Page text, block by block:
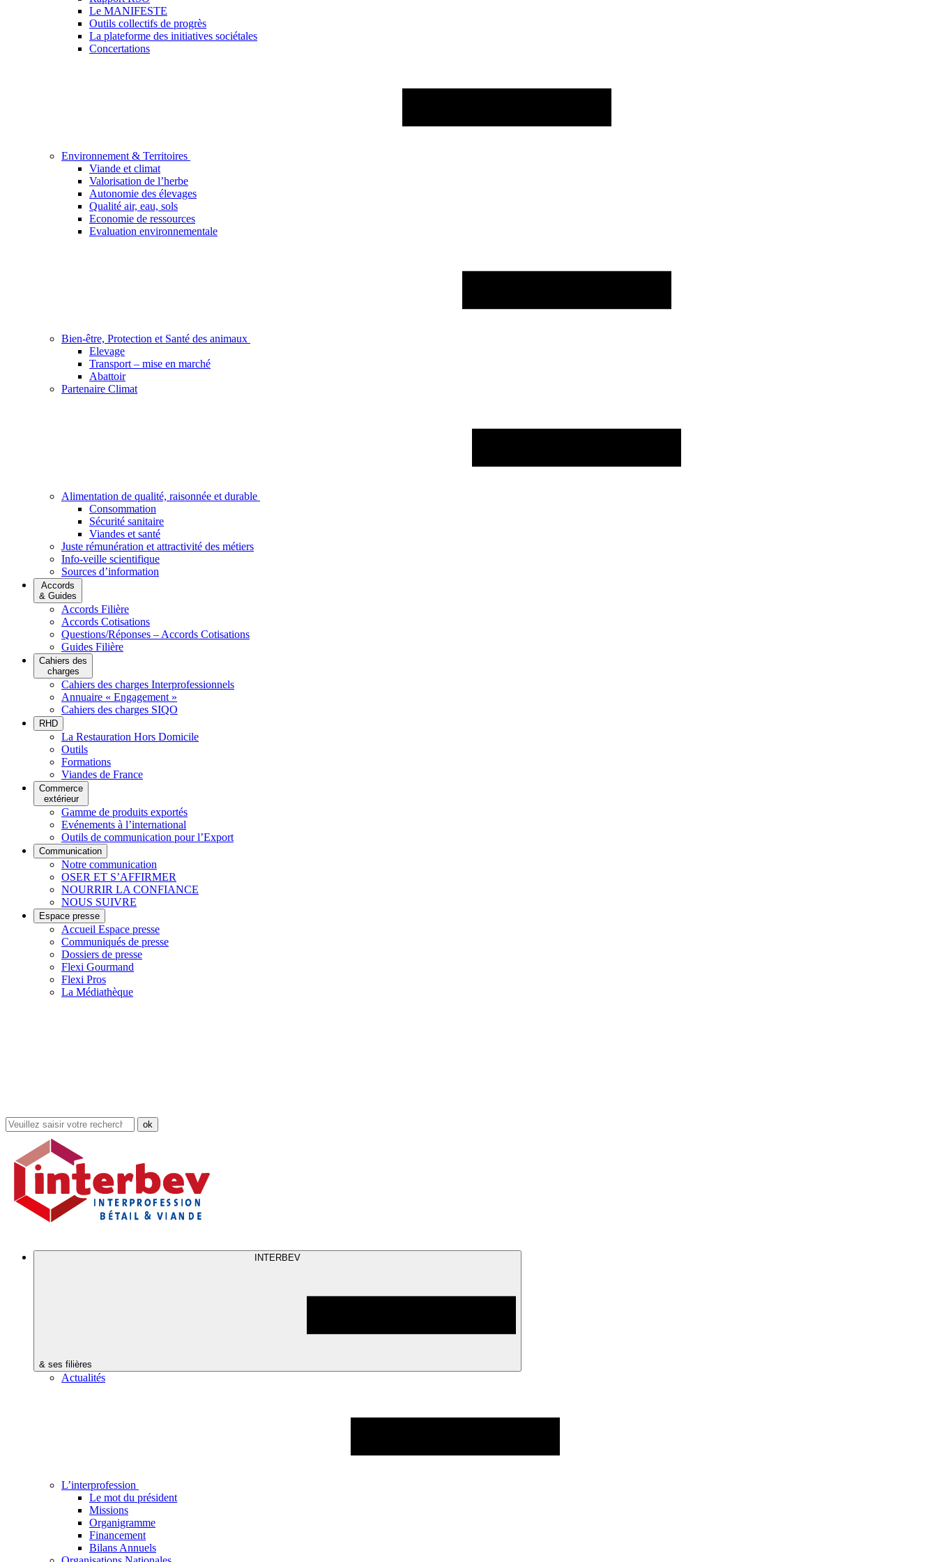
Le MANIFESTE
Outils collectifs de progrès
La plateforme des initiatives sociétales
Concertations
Environnement & Territoires
Viande et climat
Valorisation de l’herbe
Autonomie des élevages
Qualité air, eau, sols
Economie de ressources
Evaluation environnementale
Bien-être, Protection et Santé des animaux
Elevage
Transport – mise en marché
Abattoir
Partenaire Climat
Alimentation de qualité, raisonnée et durable
Consommation
Sécurité sanitaire
Viandes et santé
Juste rémunération et attractivité des métiers
Info-veille scientifique
Sources d’information
Accords
& Guides
Accords Filière
Accords Cotisations
Questions/Réponses – Accords Cotisations
Guides Filière
Cahiers des
charges
Cahiers des charges Interprofessionnels
Annuaire « Engagement »
Cahiers des charges SIQO
RHD
La Restauration Hors Domicile
Outils
Formations
Viandes de France
Commerce
extérieur
Gamme de produits exportés
Evénements à l’international
Outils de communication pour l’Export
Communication
Notre communication
OSER ET S’AFFIRMER
NOURRIR LA CONFIANCE
NOUS SUIVRE
Espace presse
Accueil Espace presse
Communiqués de presse
Dossiers de presse
Flexi Gourmand
Flexi Pros
La Médiathèque
Rechercher
dans
site
INTERBEV
& ses filières
Actualités
L’interprofession
Le mot du président
Missions
Organigramme
Financement
Bilans Annuels